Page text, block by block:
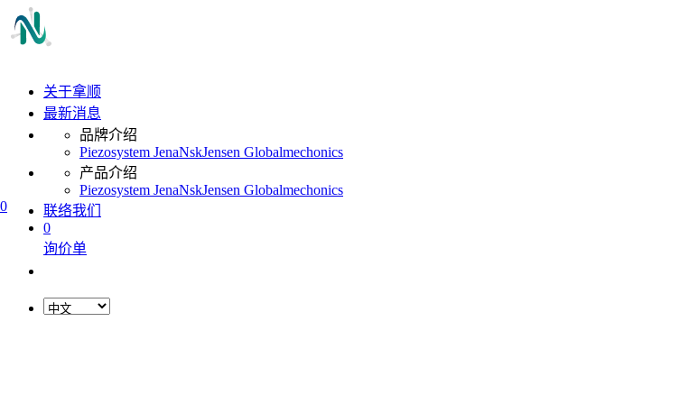
0
关于拿顺
最新消息
品牌介绍
Piezosystem JenaNskJensen Globalmechonics
产品介绍
Piezosystem JenaNskJensen Globalmechonics
联络我们
0
询价单